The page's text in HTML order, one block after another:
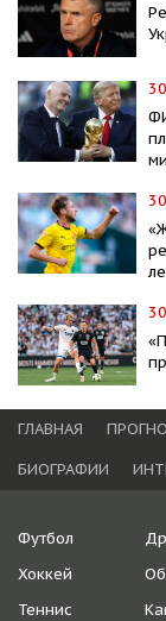
ГЛАВНАЯ
БИОГРАФИИ
Футбол
Хоккей
Теннис